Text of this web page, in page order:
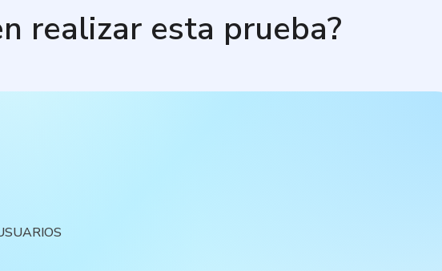
realizar esta prueba?